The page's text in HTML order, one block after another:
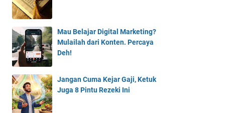
Mau Belajar Digital Marketing?
Mulailah dari Konten. Percaya
Deh!
Jangan Cuma Kejar Gaji, Ketuk
Juga 8 Pintu Rezeki Ini